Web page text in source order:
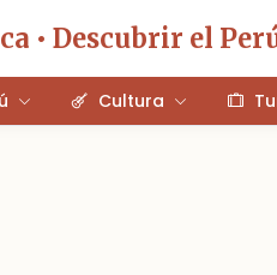
• Descubrir el
Cultura